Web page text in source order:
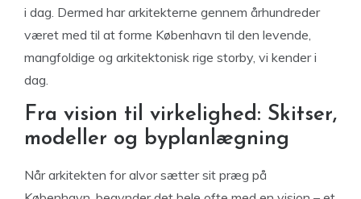
i dag. Dermed har arkitekterne gennem århundreder
været med til at forme København til den levende,
mangfoldige og arkitektonisk rige storby, vi kender i
dag.
Fra vision til virkelighed: Skitser,
modeller og byplanlægning
Når arkitekten for alvor sætter sit præg på